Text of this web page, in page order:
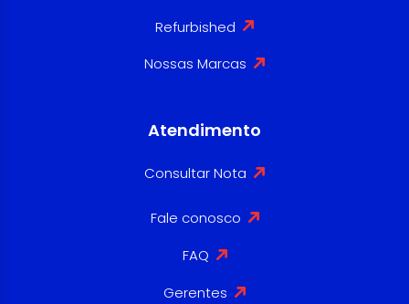
Refurbished
Nossas Marcas
Atendimento
Consultar Nota
Fale conosco
FAQ
Gerentes